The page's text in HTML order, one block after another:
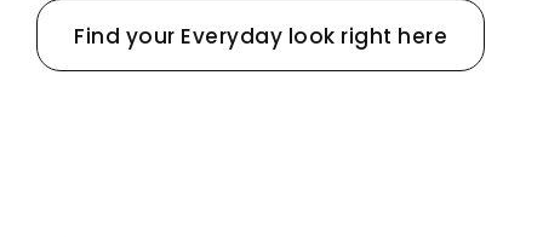
Find your Everyday look right here